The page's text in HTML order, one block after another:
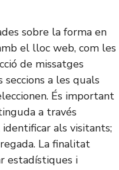
sobre la forma en
el lloc web, com les
de missatges
a les quals
És important
a través
als visitants;
La finalitat
estadístiques i